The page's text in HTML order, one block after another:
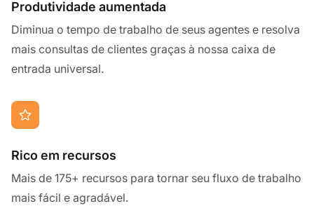
Produtividade aumentada
Diminua o tempo de trabalho de seus agentes e resolva
mais consultas de clientes graças à nossa caixa de
entrada universal.
Rico em recursos
Mais de 175+ recursos para tornar seu fluxo de trabalho
mais fácil e agradável.